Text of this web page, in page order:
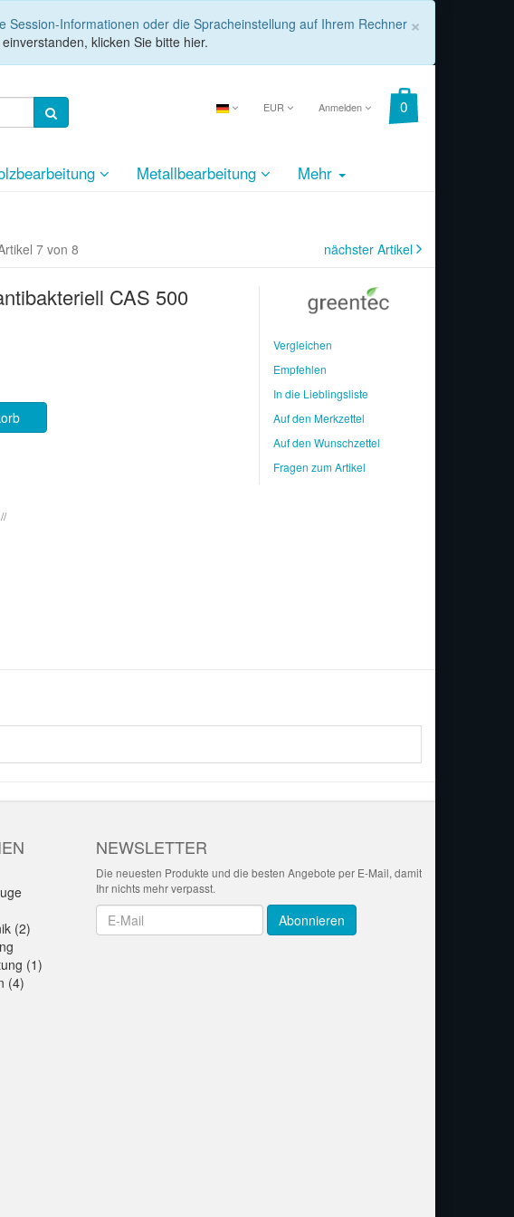
×
Informationen oder die Spracheinstellung auf Ihrem Rechner
klicken Sie bitte hier.
EUR Anmelden
Metallbearbeitung Mehr
7 von 8 nächster Artikel
CAS 500
Vergleichen
Empfehlen
In die Lieblingsliste
Auf den Merkzettel
Auf den Wunschzettel
Fragen zum Artikel
(2)
(1)
(4)
NEWSLETTER
Die neuesten Produkte und die besten Angebote per E-Mail, damit
Ihr nichts mehr verpasst.
Newsletter Abonnieren